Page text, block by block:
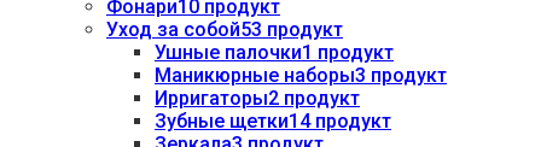
Фонари10 продукт
Уход за собой53 продукт
Ушные палочки1 продукт
Маникюрные наборы3 продукт
Ирригаторы2 продукт
Зубные щетки14 продукт